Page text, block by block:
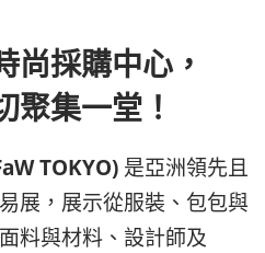
尚採購中心，
聚集一堂！
TOKYO) 是亞洲領先且
展，展示從服裝、包包與
料與材料、設計師及